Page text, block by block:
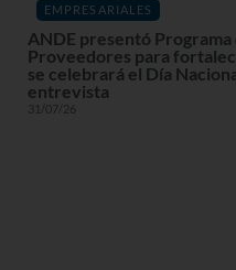
EMPRESARIALES
ANDE presentó
Proveedores para
se celebrará el Día
entrevista
31/07/26